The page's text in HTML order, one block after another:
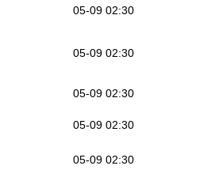
05-09 02:30
05-09 02:30
05-09 02:30
05-09 02:30
05-09 02:30